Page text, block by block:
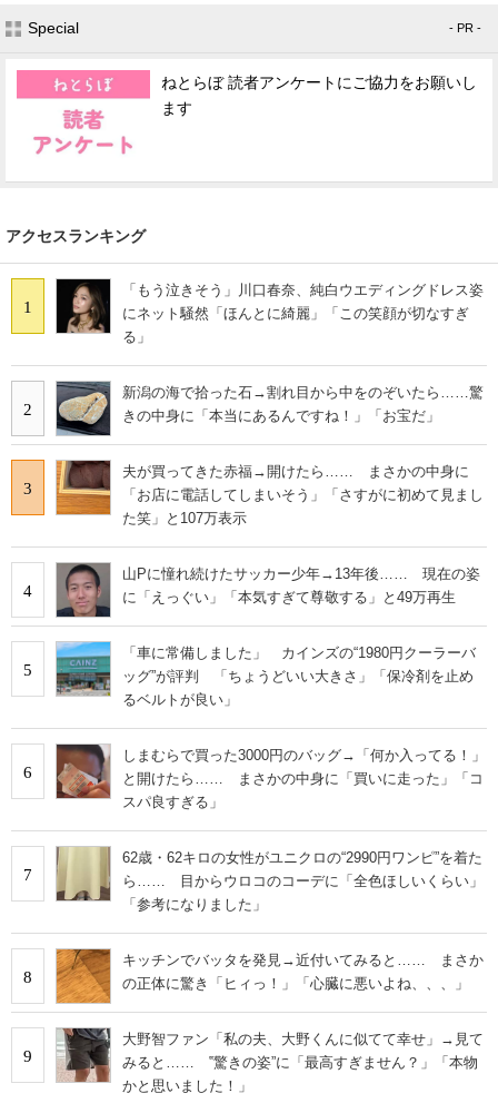
Special - PR -
ねとらぼ 読者アンケートにご協力をお願いし
ます
アクセスランキング
1
「もう泣きそう」川口春奈、純白ウエディングドレス姿
にネット騒然「ほんとに綺麗」「この笑顔が切なすぎ
る」
2
新潟の海で拾った石→割れ目から中をのぞいたら……驚
きの中身に「本当にあるんですね！」「お宝だ」
3
夫が買ってきた赤福→開けたら…… まさかの中身に
「お店に電話してしまいそう」「さすがに初めて見まし
た笑」と107万表示
4
山Pに憧れ続けたサッカー少年→13年後…… 現在の姿
に「えっぐい」「本気すぎて尊敬する」と49万再生
5
「車に常備しました」 カインズの“1980円クーラーバ
ッグ”が評判 「ちょうどいい大きさ」「保冷剤を止め
るベルトが良い」
6
しまむらで買った3000円のバッグ→「何か入ってる！」
と開けたら…… まさかの中身に「買いに走った」「コ
スパ良すぎる」
7
62歳・62キロの女性がユニクロの“2990円ワンピ”を着た
ら…… 目からウロコのコーデに「全色ほしいくらい」
「参考になりました」
8
キッチンでバッタを発見→近付いてみると…… まさか
の正体に驚き「ヒィっ！」「心臓に悪いよね、、、」
9
大野智ファン「私の夫、大野くんに似てて幸せ」→見て
みると…… ‟驚きの姿”に「最高すぎません？」「本物
かと思いました！」